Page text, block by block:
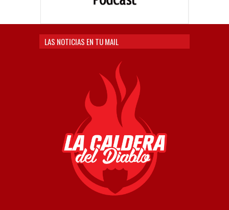
LAS NOTICIAS EN TU MAIL